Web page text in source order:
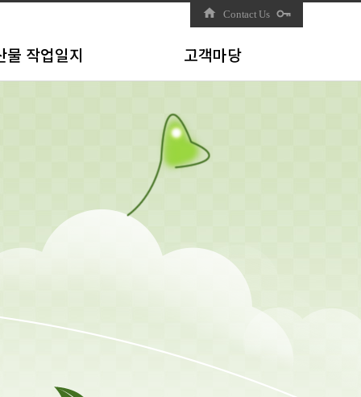
home Contact Us
물 작업일지 고객마당